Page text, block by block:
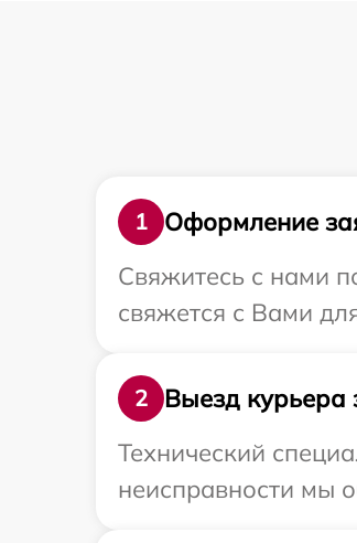
1
Оформление
Свяжитесь с нами
свяжется с Вами
2
Выезд курьера
Технический
неисправности мы